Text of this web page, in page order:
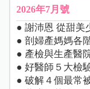
2026年7月號
● 謝沛恩 從甜美
● 剖婦產媽媽各
● 產檢與生產醫
● 好醫師５大檢
● 破解４個最常